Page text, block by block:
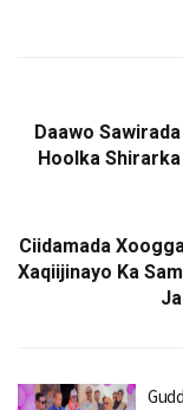
Daawo
Hoolka
Ciidamada
Xaqiijinayo Ka